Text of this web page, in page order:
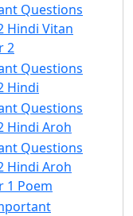
Questions
Hindi Vitan
2
Questions
Hindi
Questions
Hindi Aroh
Questions
Hindi Aroh
1 Poem